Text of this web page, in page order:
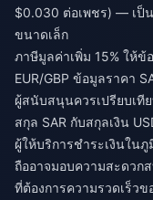
$0.030 ต่อเพชร) — เป็
ขนาดเล็ก
ภาษีมูลค่าเพิ่ม 15% ให้ข้
EUR/GBP ข้อมูลราคา
ผู้สนับสนุนควรเปรียบเที
สกุล SAR กับสกุลเงิน
ผู้ให้บริการชำระเงินใน
ถืออาจมอบความสะดวก
ที่ต้องการความรวดเร็ว